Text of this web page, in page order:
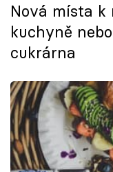
Nová místa k
kuchyně
cukrárna